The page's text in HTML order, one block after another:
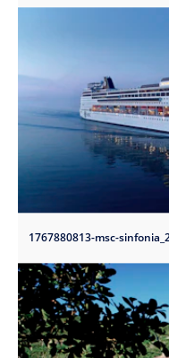
1767880813-msc-